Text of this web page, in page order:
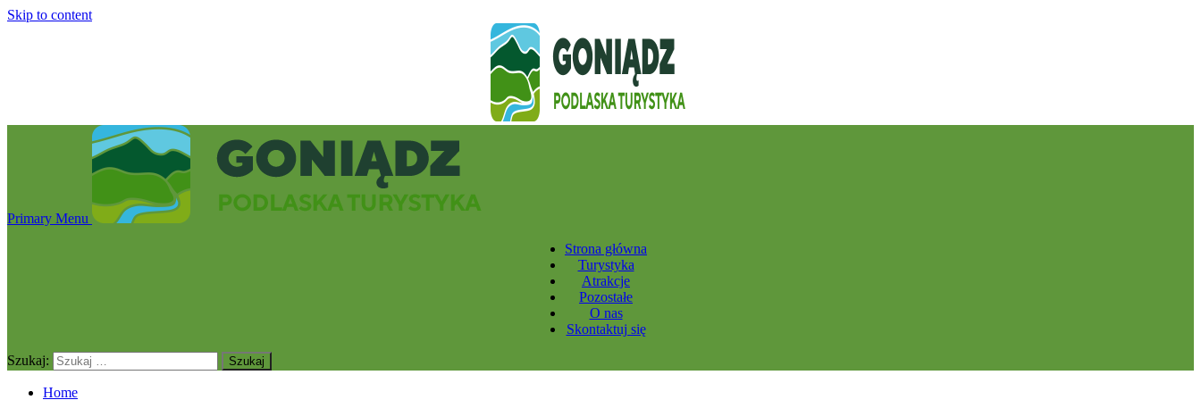
Skip to content
Primary Menu
Strona główna
Turystyka
Atrakcje
Pozostałe
O nas
Skontaktuj się
Szukaj:
Home